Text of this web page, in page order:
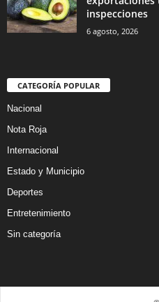
inspecciones
6 agosto, 2026
CATEGORÍA POPULAR
Nacional
Nota Roja
Internacional
Estado y Municipio
Deportes
Entretenimiento
Sin categoría